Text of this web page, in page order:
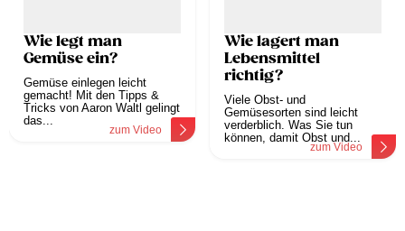
Wie legt man
Gemüse ein?
Gemüse einlegen leicht
gemacht! Mit den Tipps &
Tricks von Aaron Waltl gelingt
das...
zum Video
Wie lagert man
Lebensmittel
richtig?
Viele Obst- und
Gemüsesorten sind leicht
verderblich. Was Sie tun
können, damit Obst und...
zum Video